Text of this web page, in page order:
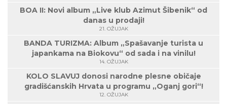
BOA II: Novi album „Live klub Azimut Šibenik“ od
danas u prodaji!
21. OŽUJAK
BANDA TURIZMA: Album „Spašavanje turista u
japankama na Biokovu“ od sada i na vinilu!
14. OŽUJAK
KOLO SLAVUJ donosi narodne plesne običaje
gradišćanskih Hrvata u programu „Oganj gori“!
12. OŽUJAK